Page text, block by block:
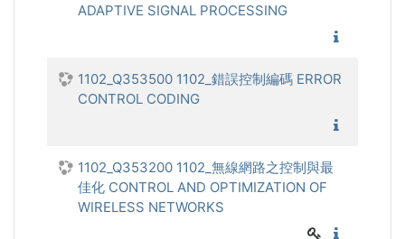
ADAPTIVE SIGNAL PROCESSING
1102_Q353500 1102_錯誤控制編碼 ERROR
CONTROL CODING
1102_Q353200 1102_無線網路之控制與最
佳化 CONTROL AND OPTIMIZATION OF
WIRELESS NETWORKS